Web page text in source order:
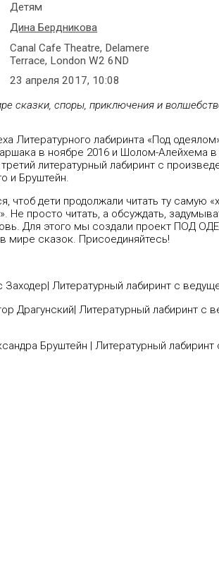
Детям
Дина Бердникова
Canal Сafe Theatre, Delamere
Terrace, London W2 6ND
23 апреля 2017, 10:08
сказки, споры, приключения и
Литературного лабиринта «Под
в ноябре 2016 и Шолом-Алейхема в
литературный лабиринт с
и Бруштейн.
чтоб дети продолжали читать ту самую
Не просто читать, а обсуждать,
Для этого мы создали проект ПОД
мире сказок. Присоединяйтесь!
Заходер| Литературный лабиринт с
Драгунский| Литературный лабиринт с
Бруштейн | Литературный